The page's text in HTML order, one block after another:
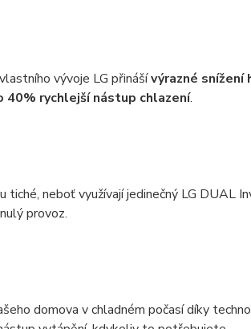
vývoje LG přinášívýrazné snížení
40% rychlejší nástup chlazení.
tiché, neboť využívají jedinečný LG DUAL
provoz.
domova v chladném počasí díky